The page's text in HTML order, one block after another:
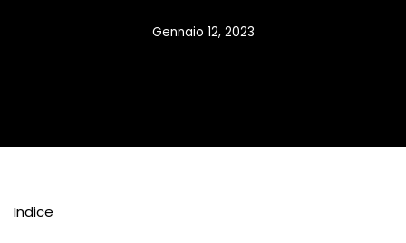
Gennaio 12, 2023
Indice